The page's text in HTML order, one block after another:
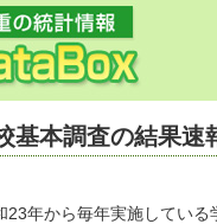
基本調査の結果速
年から毎年実施している